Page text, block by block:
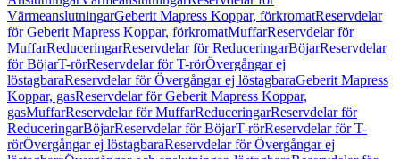
VärmeanslutningarGeberit Mapress Koppar, förkromatReservdelar
för Geberit Mapress Koppar, förkromatMuffarReservdelar för
MuffarReduceringarReservdelar för ReduceringarBöjarReservdelar
för BöjarT-rörReservdelar för T-rörÖvergångar ej
löstagbaraReservdelar för Övergångar ej löstagbaraGeberit Mapress
Koppar, gasReservdelar för Geberit Mapress Koppar,
gasMuffarReservdelar för MuffarReduceringarReservdelar för
ReduceringarBöjarReservdelar för BöjarT-rörReservdelar för T-
rörÖvergångar ej löstagbaraReservdelar för Övergångar ej